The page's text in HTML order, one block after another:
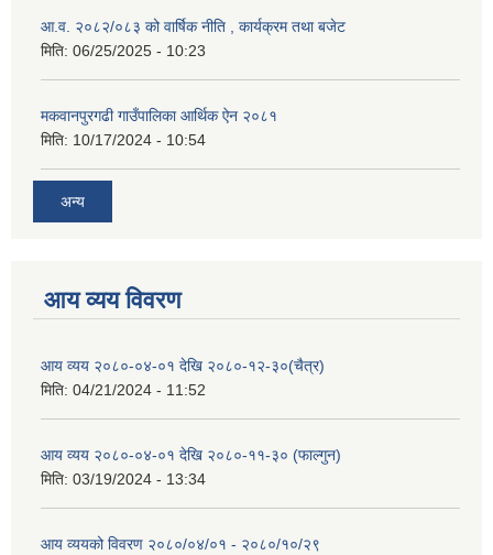
आ.व. २०८२/०८३ को वार्षिक नीति , कार्यक्रम तथा बजेट
मिति: 06/25/2025 - 10:23
मकवानपुरगढी गाउँपालिका आर्थिक ‌‌‌ऐन २०८१
मिति: 10/17/2024 - 10:54
अन्य
आय व्यय विवरण
आय व्यय २०८०-०४-०१ देखि २०८०-१२-३०(चैत्र)
मिति: 04/21/2024 - 11:52
आय व्यय २०८०-०४-०१ देखि २०८०-११-३० (फाल्गुन)
मिति: 03/19/2024 - 13:34
आय व्ययको विवरण २०८०/०४/०१ - २०८०/१०/२९